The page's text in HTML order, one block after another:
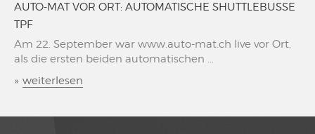
AUTO-MAT VOR ORT: AUTOMATISCHE SHUTTLEBUSSE
TPF
Am 22. September war www.auto-mat.ch live vor Ort,
als die ersten beiden automatischen ...
» weiterlesen